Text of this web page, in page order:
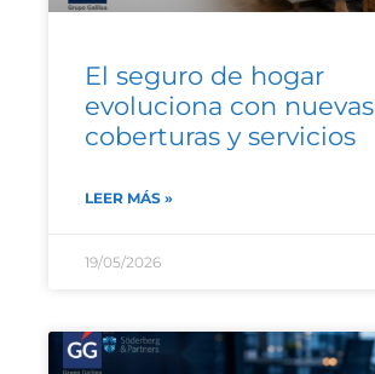
El seguro de hogar
evoluciona con nuevas
coberturas y servicios
LEER MÁS »
19/05/2026